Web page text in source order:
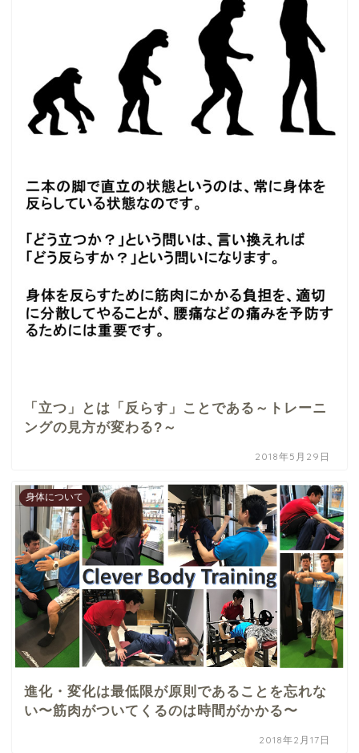
「立つ」とは「反らす」ことである～トレーニ
ングの見方が変わる?～
2018年5月29日
身体について
進化・変化は最低限が原則であることを忘れな
い〜筋肉がついてくるのは時間がかかる〜
2018年2月17日